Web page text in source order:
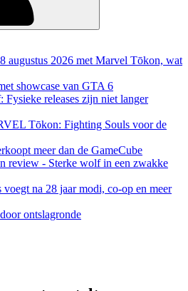
augustus 2026 met Marvel Tōkon, wat
showcase van GTA 6
releases zijn niet langer
Tōkon: Fighting Souls voor de
meer dan de GameCube
review - Sterke wolf in een zwakke
voegt na 28 jaar modi, co-op en meer
ontslagronde